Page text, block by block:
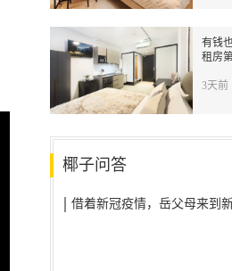
有钱
租房
3天前
椰子问答
借着新冠疫情，岳父母来到